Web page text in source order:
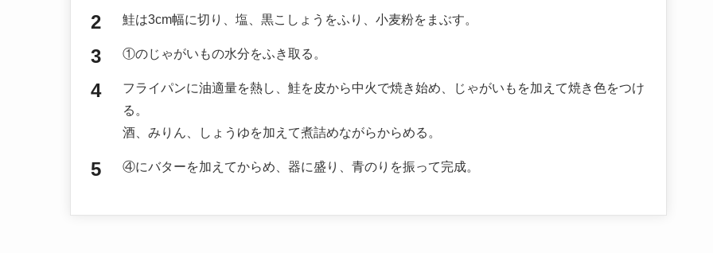
鮭は3cm幅に切り、塩、黒こしょうをふり、小麦粉をまぶす。
①のじゃがいもの水分をふき取る。
フライパンに油適量を熱し、鮭を皮から中火で焼き始め、じゃがいもを加えて焼き色をつけ
る。
酒、みりん、しょうゆを加えて煮詰めながらからめる。
④にバターを加えてからめ、器に盛り、青のりを振って完成。